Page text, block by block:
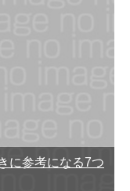
に参考になる7つ